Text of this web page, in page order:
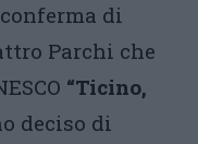
di
Parchi che
“Ticino,
deciso di